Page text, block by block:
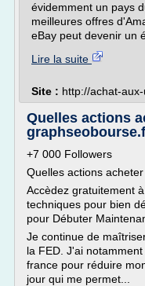
évidemment un pays
meilleures offres
eBay peut devenir un
Lire la suite
Site : http://achat-
Quelles actions
+7 000 Followers
Quelles actions
Accèdez gratuitement
techniques pour bien
pour Débuter
Je continue de
la FED. J'ai
france pour réduire
jour qui me permet...